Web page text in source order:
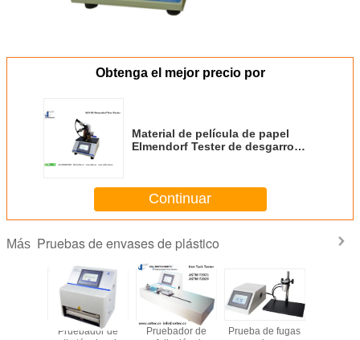
Obtenga el mejor precio por
Material de película de papel
Elmendorf Tester de desgarro
Continuar
Más Pruebas de envases de plástico
Pruebador de
Pruebador de
Prueba de fugas